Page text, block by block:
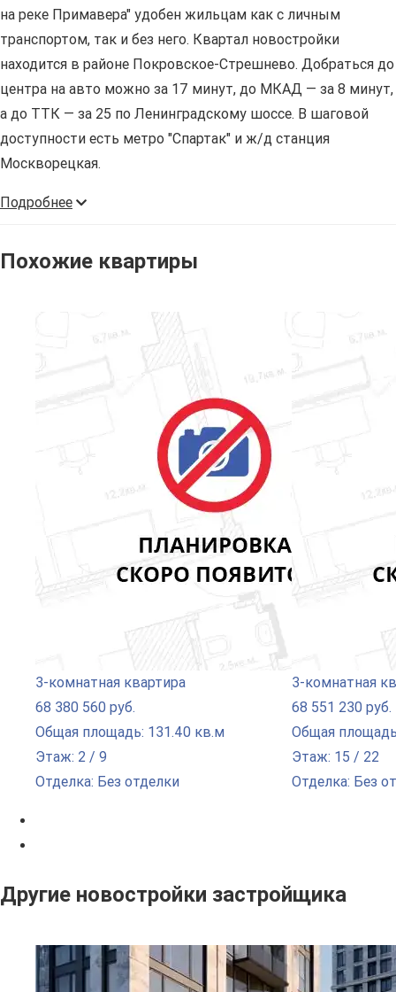
на реке Примавера" удобен жильцам как с личным
транспортом, так и без него. Квартал новостройки
находится в районе Покровское-Стрешнево. Добраться до
центра на авто можно за 17 минут, до МКАД — за 8 минут,
а до ТТК — за 25 по Ленинградскому шоссе. В шаговой
доступности есть метро "Спартак" и ж/д станция
Москворецкая.
Подробнее
Похожие квартиры
3-комнатная квартира
68 380 560 руб.
Общая площадь: 131.40 кв.м
Этаж: 2 / 9
Отделка: Без отделки
3-комнатная
68 551 230 руб.
Общая
Этаж: 15 / 22
Отделка: Без
Другие новостройки застройщика